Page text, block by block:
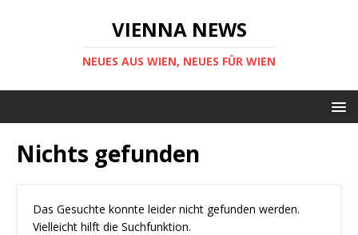
VIENNA NEWS
NEUES AUS WIEN, NEUES FÜR WIEN
Nichts gefunden
Das Gesuchte konnte leider nicht gefunden werden.
Vielleicht hilft die Suchfunktion.